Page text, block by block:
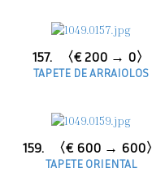
157. 〈€ 200 → 0〉
TAPETE DE ARRAIOLOS
159. 〈€ 600 → 600〉
TAPETE ORIENTAL